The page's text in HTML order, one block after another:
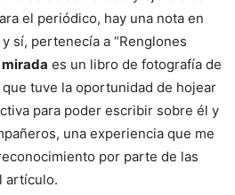
el periódico, hay una nota en
sí, pertenecía a “Renglones
mirada es un libro de fotografía de
tuve la oportunidad de hojear
para poder escribir sobre él y
una experiencia que me
por parte de las
artículo.